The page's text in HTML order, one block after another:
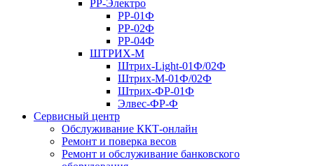
РР-Электро
РР-01Ф
РР-02Ф
РР-04Ф
ШТРИХ-М
Штрих-Light-01Ф/02Ф
Штрих-М-01Ф/02Ф
Штрих-ФР-01Ф
Элвес-ФР-Ф
Сервисный центр
Обслуживание ККТ-онлайн
Ремонт и поверка весов
Ремонт и обслуживание банковского